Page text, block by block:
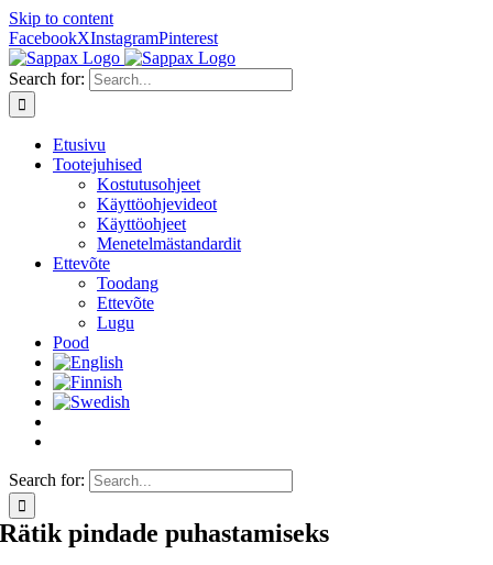
Skip to content
FacebookXInstagramPinterest
Search for:
Etusivu
Tootejuhised
Kostutusohjeet
Käyttöohjevideot
Käyttöohjeet
Menetelmästandardit
Ettevõte
Toodang
Ettevõte
Lugu
Pood
Search for:
Rätik pindade puhastamiseks